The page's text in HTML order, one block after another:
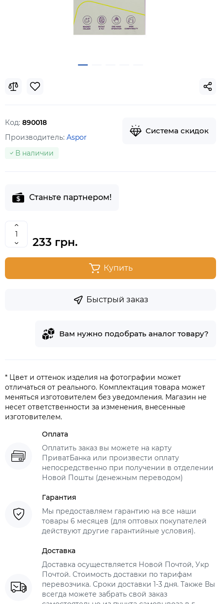
Код: 890018
Производитель: Aspor
В наличии
Система скидок
Станьте партнером!
233 грн.
Купить
Быстрый заказ
Вам нужно подобрать аналог товару?
* Цвет и оттенок изделия на фотографии может
отличаться от реального. Комплектация товара может
меняться изготовителем без уведомления. Магазин не
несет ответственности за изменения, внесенные
изготовителем.
Оплата
Оплатить заказ вы можете на карту
ПриватБанка или произвести оплату
непосредственно при получении в отделении
Новой Пошты (денежным переводом)
Гарантия
Мы предоставляем гарантию на все наши
товары 6 месяцев (для оптовых покупателей
действуют другие гарантийные условия).
Доставка
Доставка осуществляется Новой Почтой, Укр
Почтой. Стоимость доставки по тарифам
перевозчика. Сроки доставки 1-3 дня. Также Вы
всегда можете забрать свой заказ